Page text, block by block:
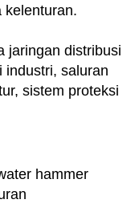
kelenturan.
jaringan distribusi
industri, saluran
sistem proteksi
hammer